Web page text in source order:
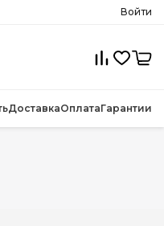
Войти
ДоставкаОплатаГарантии